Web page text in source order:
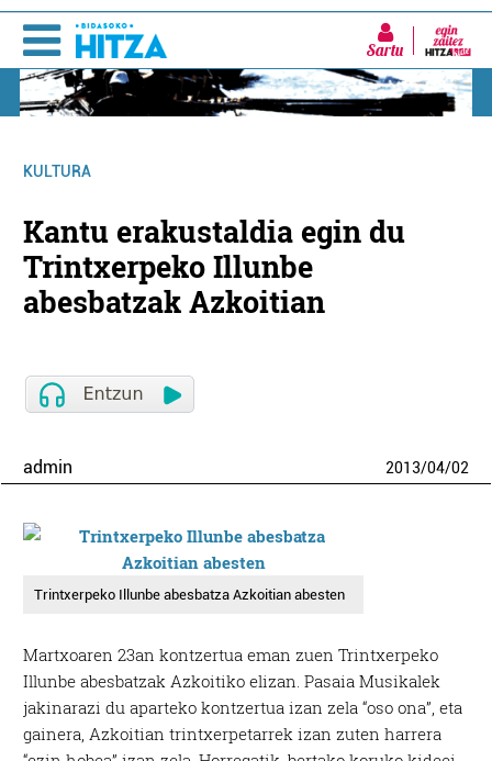
Sartu
KULTURA
Kantu erakustaldia egin du
Trintxerpeko Illunbe
abesbatzak Azkoitian
admin 2013/04/02
Trintxerpeko Illunbe abesbatza Azkoitian abesten
Martxoaren 23an kontzertua eman zuen Trintxerpeko
Illunbe abesbatzak Azkoitiko elizan. Pasaia Musikalek
jakinarazi du aparteko kontzertua izan zela “oso ona”, eta
gainera, Azkoitian trintxerpetarrek izan zuten harrera